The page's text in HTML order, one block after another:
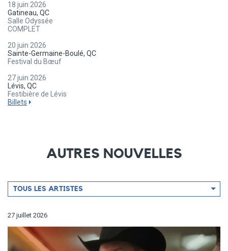
18 juin 2026
Gatineau, QC
Salle Odyssée
COMPLET
20 juin 2026
Sainte-Germaine-Boulé, QC
Festival du Bœuf
27 juin 2026
Lévis, QC
Festibière de Lévis
Billets
AUTRES NOUVELLES
Filtrer
par
TOUS LES ARTISTES
27 juillet 2026